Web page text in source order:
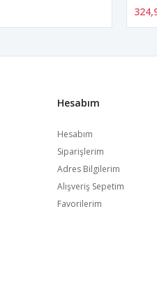
Hesabım
Hesabım
Siparişlerim
Adres Bilgilerim
Alışveriş Sepetim
Favorilerim